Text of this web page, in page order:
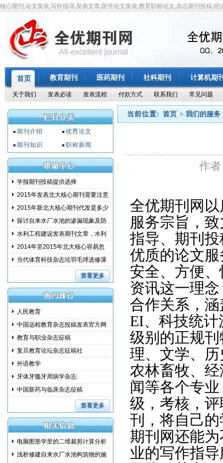
核心期刊,论文发表,写作指导,发表文章,医学论文发表,教育职称论文,杂志期刊投稿,经
首页 教育期刊 医药期刊 社科期刊 计算机期
关于我们 发表必读 发表流程 付款方式 联系我们 常见问题
当前位置: 首页 > 我们的服务
作
全优期刊网以
服务宗旨，
指导、期刊
优质的论文
安全、方便
资讯这一理
合作关系，涵
EI、科技统
级别的正规
理、文学、
农林畜牧、
闻等各个专
级，考核，
刊，将自己
期刊网还能
业的写作指
期刊介绍
优秀论文
期刊知识
职称新闻
学报期刊投稿提供选择
2015年发表北大核心期刊需要注意
事项2015年新北大核心期刊代发是多少
钱?探讨自来水厂水池的渗漏现象及防
范措水利工程建设发表期刊文章，水利
建设2014年至2015年北大核心容易忽
略的问
当代体育科技杂志论羽毛球选修课
查看更多
人民教育
中国远程教育杂志投稿发表官方网
教育与职业杂志征稿
复旦教育论坛杂志征稿社
外语教学
牙体牙髓牙周病学杂志
中国新药与临床杂志征稿
查看更多
电脑图形学里的二维裁剪计算分析
浅析修建自来水厂水池构筑物的施